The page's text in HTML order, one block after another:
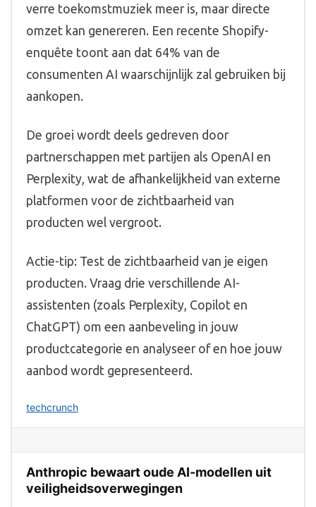
verre toekomstmuziek meer is, maar directe
omzet kan genereren. Een recente Shopify-
enquête toont aan dat 64% van de
consumenten AI waarschijnlijk zal gebruiken bij
aankopen.
De groei wordt deels gedreven door
partnerschappen met partijen als OpenAI en
Perplexity, wat de afhankelijkheid van externe
platformen voor de zichtbaarheid van
producten wel vergroot.
Actie-tip: Test de zichtbaarheid van je eigen
producten. Vraag drie verschillende AI-
assistenten (zoals Perplexity, Copilot en
ChatGPT) om een aanbeveling in jouw
productcategorie en analyseer of en hoe jouw
aanbod wordt gepresenteerd.
techcrunch
Anthropic bewaart oude AI-modellen uit
veiligheidsoverwegingen